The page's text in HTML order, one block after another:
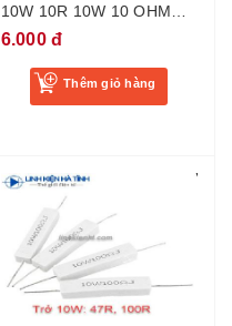
10W 10R 10W 10 OHM
LOẠI TỐT
6.000 đ
Thêm giỏ hàng